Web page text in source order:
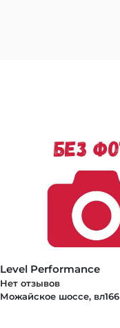
Level Performance
Нет отзывов
Можайское шоссе, вл166